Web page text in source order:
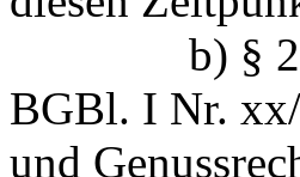
b) § 27
BGBl. I Nr.
und